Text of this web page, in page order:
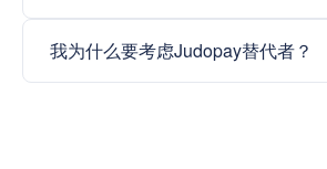
我为什么要考虑Judopay替代者？